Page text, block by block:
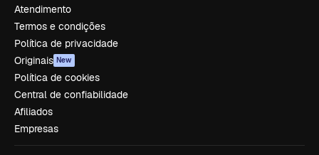
Atendimento
Termos e condições
Política de privacidade
Originais New
Política de cookies
Central de confiabilidade
Afiliados
Empresas